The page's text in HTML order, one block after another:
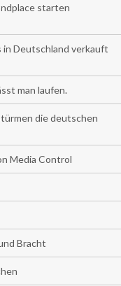
starten
in Deutschland verkauft
man laufen.
die deutschen
Media Control
Bracht